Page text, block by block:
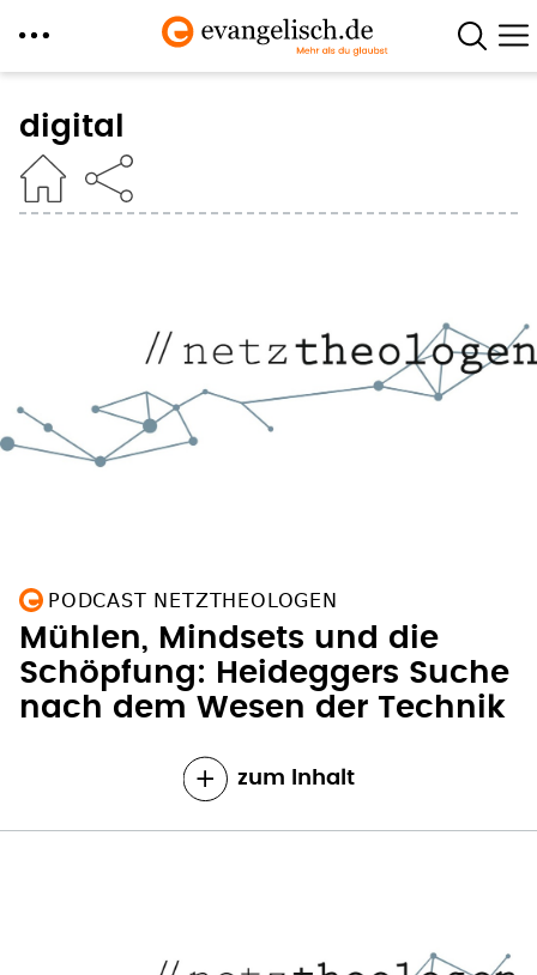
zum
Inhalt
digital
PODCAST NETZTHEOLOGEN
Mühlen, Mindsets und die
Schöpfung: Heideggers Suche
nach dem Wesen der Technik
zum Inhalt